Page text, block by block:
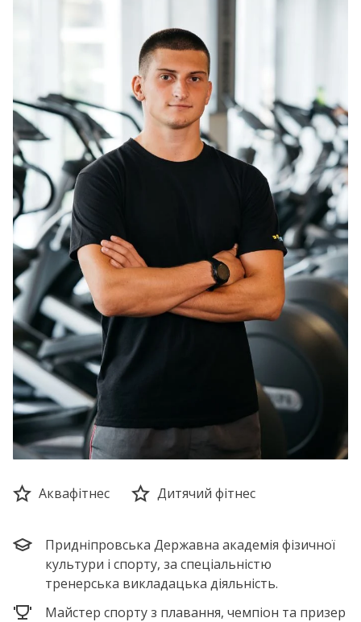
Аквафітнес Дитячий фітнес
Придніпровська Державна академія фізичної
культури і спорту, за спеціальністю
тренерська викладацька діяльність.
Майстер спорту з плавання, чемпіон та призер